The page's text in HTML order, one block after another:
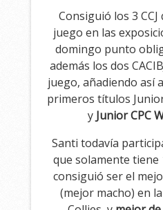
Consiguió los 3
juego en las
domingo punto
además los dos
juego, añadiendo así
primeros títulos
y Junior CPC
Santi todavía
que solamente tiene
consiguió ser el
(mejor macho) en